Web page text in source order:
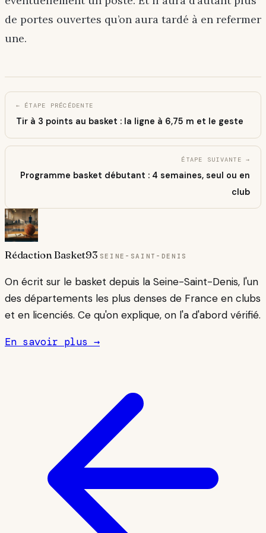
de portes ouvertes qu’on aura tardé à en refermer
une.
← ÉTAPE PRÉCÉDENTE
Tir à 3 points au basket : la ligne à 6,75 m et le geste
ÉTAPE SUIVANTE →
Programme basket débutant : 4 semaines, seul ou en
club
Rédaction Basket93 SEINE-SAINT-DENIS
On écrit sur le basket depuis la Seine-Saint-Denis, l'un
des départements les plus denses de France en clubs
et en licenciés. Ce qu'on explique, on l'a d'abord vérifié.
En savoir plus →